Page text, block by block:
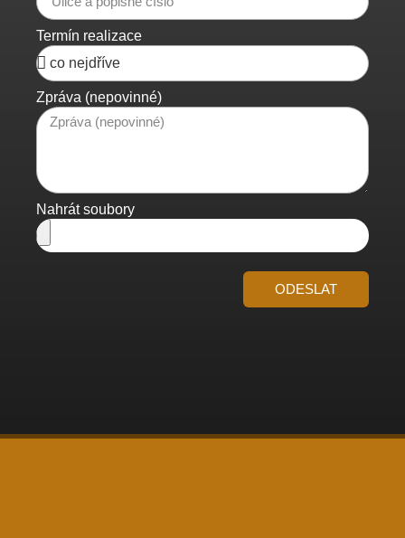
Termín realizace
Zpráva (nepovinné)
Nahrát soubory
ODESLAT